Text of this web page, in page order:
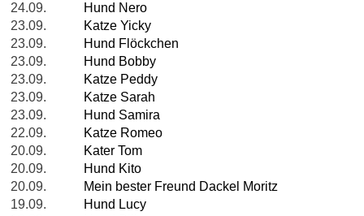
24.09.
Hund Nero
23.09.
Katze Yicky
23.09.
Hund Flöckchen
23.09.
Hund Bobby
23.09.
Katze Peddy
23.09.
Katze Sarah
23.09.
Hund Samira
22.09.
Katze Romeo
20.09.
Kater Tom
20.09.
Hund Kito
20.09.
Mein bester Freund Dackel Moritz
19.09.
Hund Lucy